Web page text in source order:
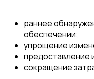
раннее
обеспечении;
упрощение
предоставление
сокращение